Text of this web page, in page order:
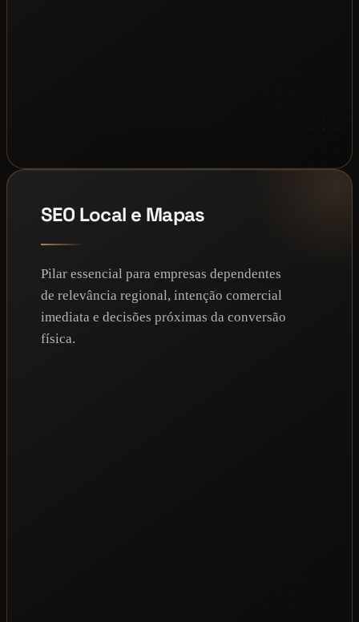
SEO Local e Mapas
Pilar essencial para empresas dependentes
de relevância regional, intenção comercial
imediata e decisões próximas da conversão
física.